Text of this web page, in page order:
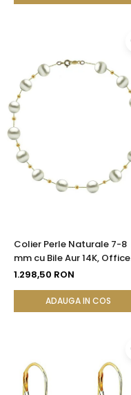
Colier Perle Naturale 7-8
mm cu Bile Aur 14K, Office
Elegant | KASKADDA®
1.298,50 RON
ADAUGA IN COS